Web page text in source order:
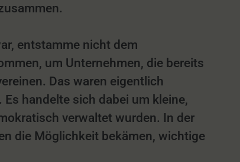
entstamme nicht dem
um Unternehmen, die bereits
Das waren eigentlich
handelte sich dabei um kleine,
verwaltet wurden. In der
die Möglichkeit bekämen, wichtige